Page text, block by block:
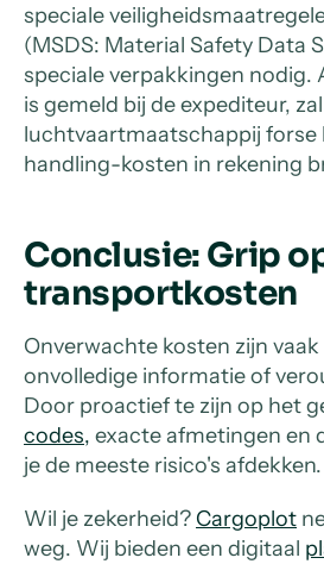
speciale
(MSDS: Material Safety Data
speciale verpakkingen nodig.
is gemeld bij de expediteur,
luchtvaartmaatschappij forse
handling-kosten in rekening
Conclusie: Grip
transportkosten
Onverwachte kosten zijn
onvolledige informatie of
Door proactief te zijn op het
codes, exacte afmetingen en
je de meeste risico's afdekken.
Wil je zekerheid? Cargoplot
weg. Wij bieden een digitaal